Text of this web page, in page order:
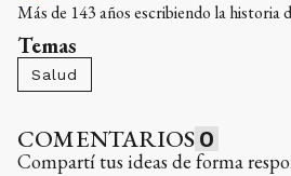
Más de 143 años escribiendo la historia
Temas
Salud
COMENTARIOS 0
Compartí tus ideas de forma